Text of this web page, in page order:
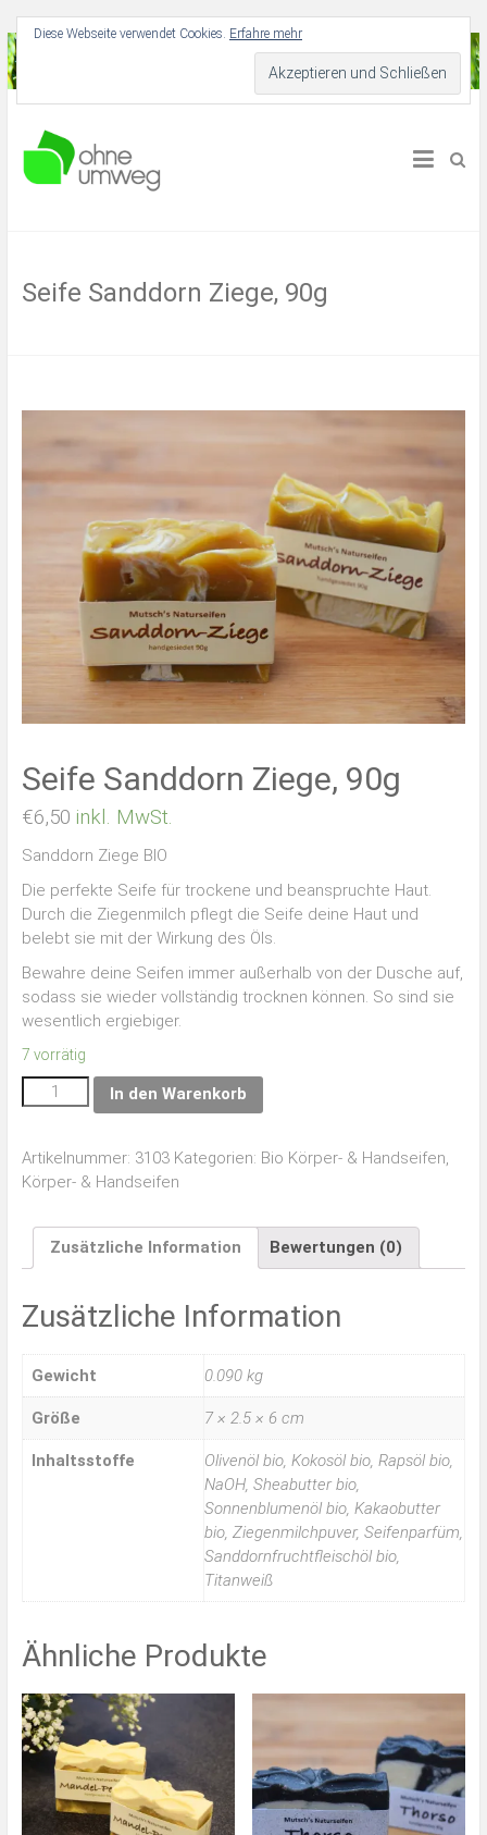
Seife Sanddorn Ziege, 90g
Seife Sanddorn Ziege, 90g
€6,50 inkl. MwSt.
Sanddorn Ziege BIO
Die perfekte Seife für trockene und beanspruchte Haut.
Durch die Ziegenmilch pflegt die Seife deine Haut und
belebt sie mit der Wirkung des Öls.
Bewahre deine Seifen immer außerhalb von der Dusche auf,
sodass sie wieder vollständig trocknen können. So sind sie
wesentlich ergiebiger.
7 vorrätig
In den Warenkorb
Artikelnummer: 3103 Kategorien: Bio Körper- & Handseifen,
Körper- & Handseifen
Zusätzliche Information Bewertungen (0)
Zusätzliche Information
Gewicht 0.090 kg
Größe 7 × 2.5 × 6 cm
Inhaltsstoffe
Olivenöl bio, Kokosöl bio, Rapsöl bio,
NaOH, Sheabutter bio,
Sonnenblumenöl bio, Kakaobutter
bio, Ziegenmilchpuver, Seifenparfüm,
Sanddornfruchtfleischöl bio,
Titanweiß
Ähnliche Produkte
Diese Webseite verwendet Cookies. Erfahre mehr